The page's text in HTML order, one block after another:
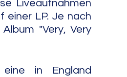
Liveaufnahmen
einer LP. Je nach
"Very, Very
in England